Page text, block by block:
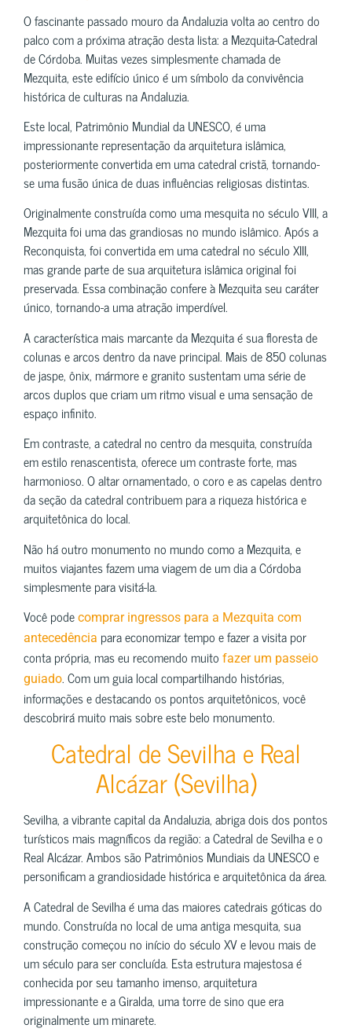
O fascinante passado mouro da Andaluzia volta ao centro do
palco com a próxima atração desta lista: a Mezquita-Catedral
de Córdoba. Muitas vezes simplesmente chamada de
Mezquita, este edifício único é um símbolo da convivência
histórica de culturas na Andaluzia.
Este local, Patrimônio Mundial da UNESCO, é uma
impressionante representação da arquitetura islâmica,
posteriormente convertida em uma catedral cristã, tornando-
se uma fusão única de duas influências religiosas distintas.
Originalmente construída como uma mesquita no século VIII, a
Mezquita foi uma das grandiosas no mundo islâmico. Após a
Reconquista, foi convertida em uma catedral no século XIII,
mas grande parte de sua arquitetura islâmica original foi
preservada. Essa combinação confere à Mezquita seu caráter
único, tornando-a uma atração imperdível.
A característica mais marcante da Mezquita é sua floresta de
colunas e arcos dentro da nave principal. Mais de 850 colunas
de jaspe, ônix, mármore e granito sustentam uma série de
arcos duplos que criam um ritmo visual e uma sensação de
espaço infinito.
Em contraste, a catedral no centro da mesquita, construída
em estilo renascentista, oferece um contraste forte, mas
harmonioso. O altar ornamentado, o coro e as capelas dentro
da seção da catedral contribuem para a riqueza histórica e
arquitetônica do local.
Não há outro monumento no mundo como a Mezquita, e
muitos viajantes fazem uma viagem de um dia a Córdoba
simplesmente para visitá-la.
Você pode comprar ingressos para a Mezquita com
antecedência para economizar tempo e fazer a visita por
conta própria, mas eu recomendo muito fazer um passeio
guiado. Com um guia local compartilhando histórias,
informações e destacando os pontos arquitetônicos, você
descobrirá muito mais sobre este belo monumento.
Catedral de Sevilha e Real
Alcázar (Sevilha)
Sevilha, a vibrante capital da Andaluzia, abriga dois dos pontos
turísticos mais magníficos da região: a Catedral de Sevilha e o
Real Alcázar. Ambos são Patrimônios Mundiais da UNESCO e
personificam a grandiosidade histórica e arquitetônica da área.
A Catedral de Sevilha é uma das maiores catedrais góticas do
mundo. Construída no local de uma antiga mesquita, sua
construção começou no início do século XV e levou mais de
um século para ser concluída. Esta estrutura majestosa é
conhecida por seu tamanho imenso, arquitetura
impressionante e a Giralda, uma torre de sino que era
originalmente um minarete.